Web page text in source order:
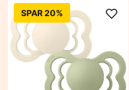
SPAR 20%